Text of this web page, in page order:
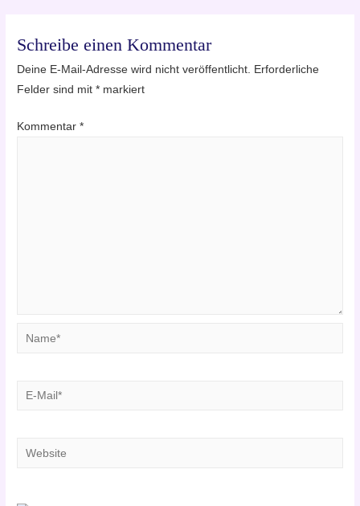
Schreibe einen Kommentar
Deine E-Mail-Adresse wird nicht veröffentlicht. Erforderliche
Felder sind mit* markiert
Kommentar*
Name*
E-
Website